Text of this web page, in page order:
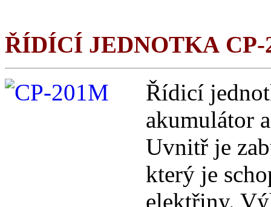
ŘÍDÍCÍ JEDNOTKA CP-
Řídicí
akumulátor
Uvnitř je
který je
elektřiny.